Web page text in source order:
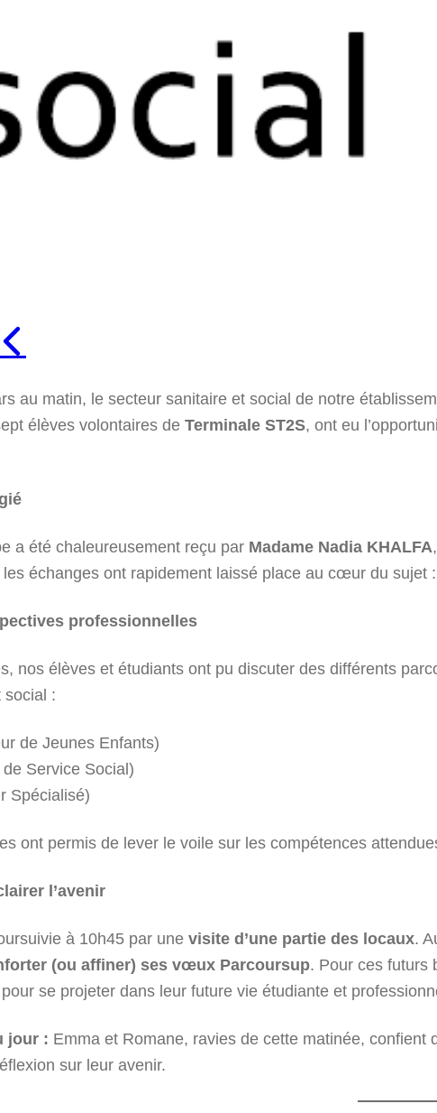
au matin, le secteur sanitaire et social de notre
élèves volontaires deTerminale ST2S, ont eu
a été chaleureusement reçu par Madame Nadia KHALFA
les échanges ont rapidement laissé place au cœur du sujet
professionnelles
nos élèves et étudiants ont pu discuter des différents
social :
de Jeunes Enfants)
Service Social)
Spécialisé)
ont permis de lever le voile sur les compétences
l’avenir
à 10h45 par unevisite d’une partie des locaux.
(ou affiner) ses vœux Parcoursup. Pour ces futurs
se projeter dans leur future vie étudiante et
jour : Emma et Romane, ravies de cette matinée,
sur leur avenir.